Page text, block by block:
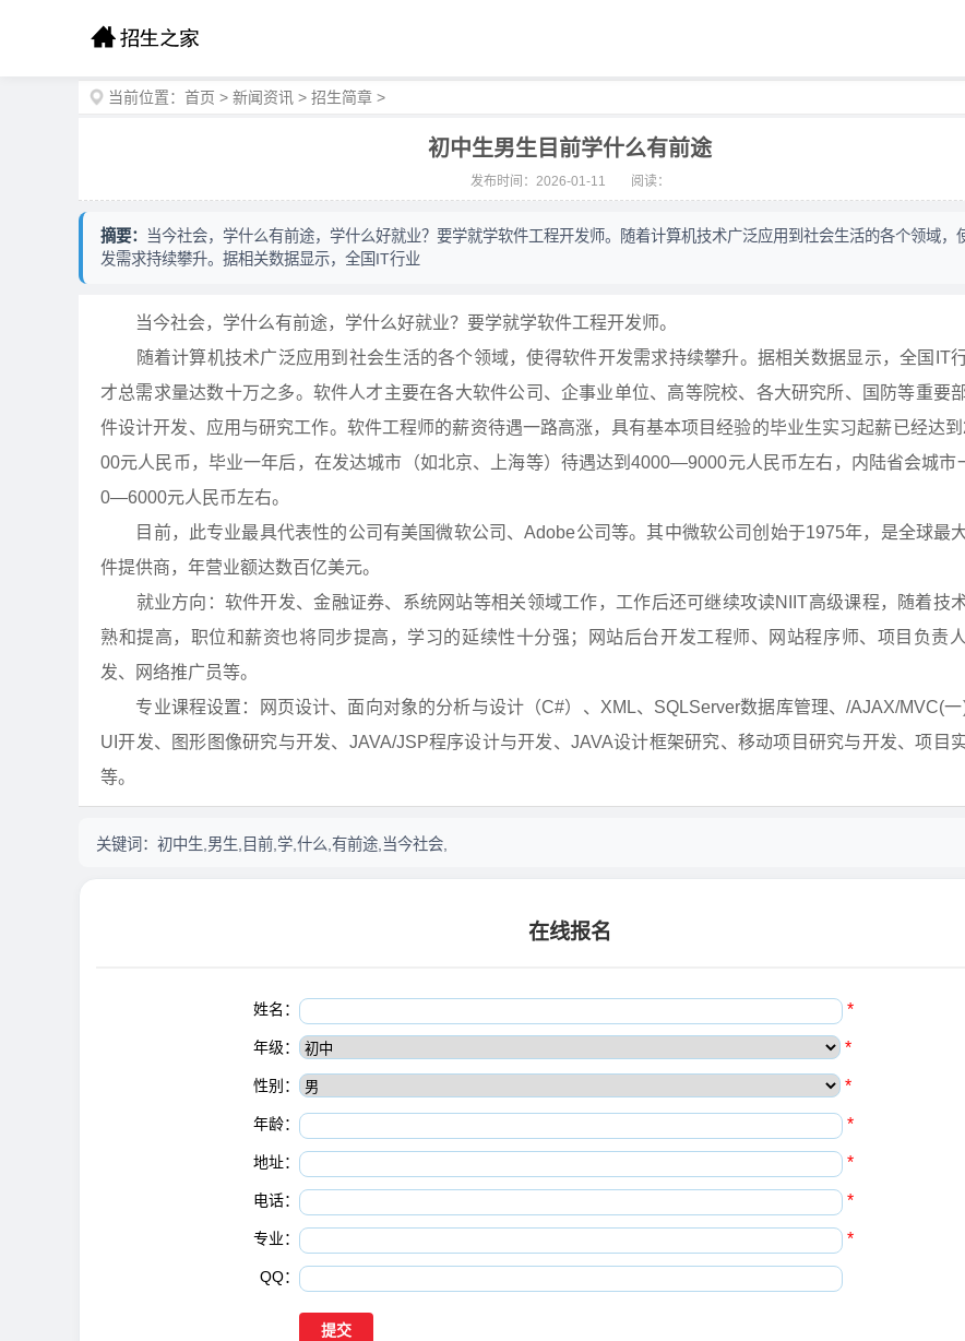
当前位置： 首页 > 新闻资讯 > 招生简章 >
初中生男生目前学什么有前途
发布时间：2026-01-11 阅读：
摘要：
当今社会，学什么有前途，学什么好就业？要学就学软件工程开发师。随着计算机技术广泛应用到社会生活的各个领域，
发需求持续攀升。据相关数据显示，全国IT行业
当今社会，学什么有前途，学什么好就业？要学就学软件工程开发师。
随着计算机技术广泛应用到社会生活的各个领域，使得软件开发需求持续攀升。据相关数据显示，全国IT
才总需求量达数十万之多。软件人才主要在各大软件公司、企事业单位、高等院校、各大研究所、国防等重要
件设计开发、应用与研究工作。软件工程师的薪资待遇一路高涨，具有基本项目经验的毕业生实习起薪已经达
00元人民币，毕业一年后，在发达城市（如北京、上海等）待遇达到4000—9000元人民币左右，内陆省会城市
0—6000元人民币左右。
目前，此专业最具代表性的公司有美国微软公司、Adobe公司等。其中微软公司创始于1975年，是全球最
件提供商，年营业额达数百亿美元。
就业方向：软件开发、金融证券、系统网站等相关领域工作，工作后还可继续攻读NIIT高级课程，随着技
熟和提高，职位和薪资也将同步提高，学习的延续性十分强；网站后台开发工程师、网站程序师、项目负责
发、网络推广员等。
专业课程设置：网页设计、面向对象的分析与设计（C#）、XML、SQLServer数据库管理、/AJAX/MVC(一
UI开发、图形图像研究与开发、JAVA/JSP程序设计与开发、JAVA设计框架研究、移动项目研究与开发、项目
等。
关键词： 初中生,男生,目前,学,什么,有前途,当今社会,
在线报名
姓名： *
年级： *
性别： *
年龄： *
地址： *
电话： *
专业： *
QQ：